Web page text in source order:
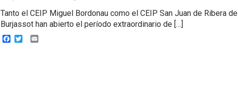
Tanto el CEIP Miguel Bordonau como el CEIP San Juan de Ribera de
Burjassot han abierto el período extraordinario de […]
Facebook
Twitter